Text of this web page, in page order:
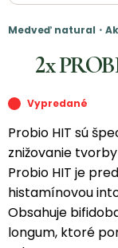
Medveď natural・
2x
Vypredané
Probio HIT sú
znižovanie
Probio HIT je
histamínovou
Obsahuje
longum, ktoré